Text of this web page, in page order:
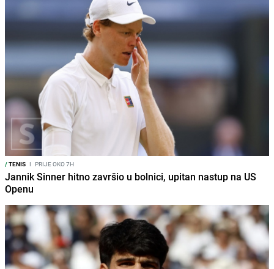
/TENIS I PRIJE OKO 7H
Jannik Sinner hitno završio u bolnici, upitan nastup na US
Openu